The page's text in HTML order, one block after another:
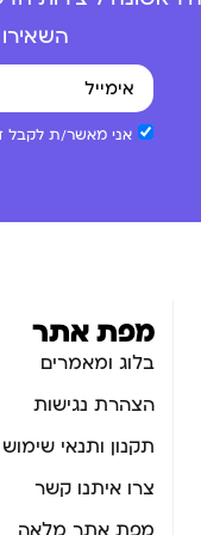
אני מאשר/ת לקבל
מפת אתר
בלוג ומאמרים
הצהרת נגישות
תקנון ותנאי שימוש
צרו איתנו קשר
מפת אתר מלאה